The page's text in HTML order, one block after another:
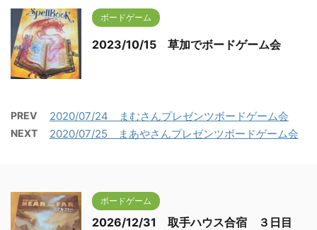
ボードゲーム
2023/10/15 草加でボードゲーム会
PREV 2020/07/24 まむさんプレゼンツボードゲーム会
NEXT 2020/07/25 まあやさんプレゼンツボードゲーム会
ボードゲーム
2026/12/31 取手ハウス合宿 ３日目